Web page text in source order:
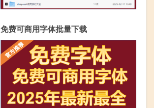
免费可商用字体批量下载